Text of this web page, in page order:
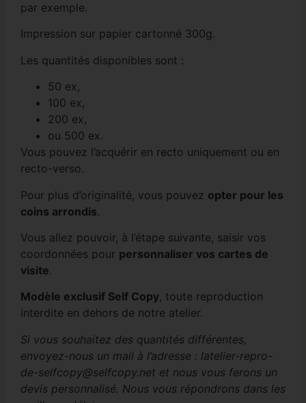
par exemple.
Impression sur papier cartonné 300g.
Les quantités disponibles sont :
50 ex,
100 ex,
200 ex,
ou 500 ex.
Vous pouvez l’acquérir en recto uniquement ou en
recto-verso.
Pour plus d’originalité, vous pouvez opter pour les
coins arrondis.
Vous allez pouvoir, à l’étape suivante, saisir vos
coordonnées pour personnaliser vos cartes de
visite.
Modèle exclusif Self Copy, toute reproduction
interdite en dehors de notre atelier.
Si vous souhaitez des quantités différentes,
envoyez-nous un mail à l’adresse : latelier-repro-
de-selfcopy@selfcopy.net et nous vous ferons un
devis personnalisé. Nous vous répondrons dans les